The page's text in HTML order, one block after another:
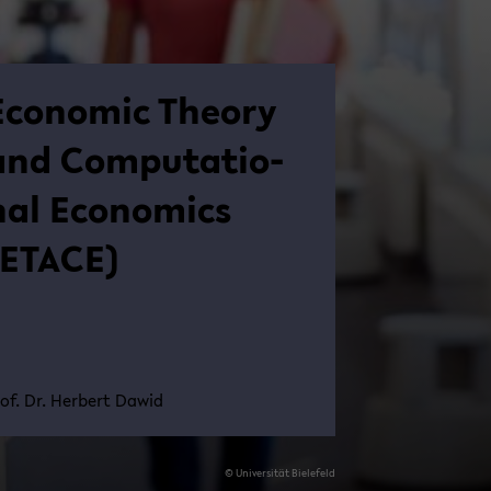
Theo­ry
Com­pu­ta­tio­
Eco­no­mics
Dr. Her­bert Dawid
© Uni­ver­si­tät Bie­le­feld